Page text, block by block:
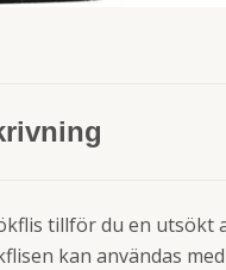
tillför du en utsökt
kan användas